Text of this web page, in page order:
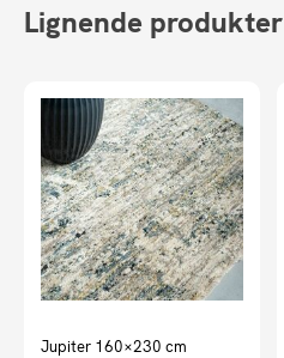
Lignende produkter
Jupiter 160×230 cm